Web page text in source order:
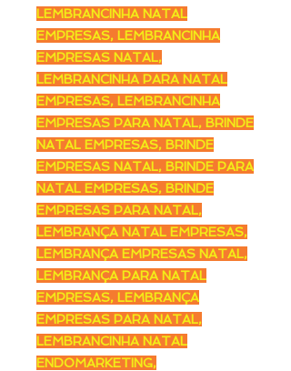
LEMBRANCINHA NATAL
EMPRESAS, LEMBRANCINHA
EMPRESAS NATAL,
LEMBRANCINHA PARA NATAL
EMPRESAS, LEMBRANCINHA
EMPRESAS PARA NATAL, BRINDE
NATAL EMPRESAS, BRINDE
EMPRESAS NATAL, BRINDE PARA
NATAL EMPRESAS, BRINDE
EMPRESAS PARA NATAL,
LEMBRANÇA NATAL EMPRESAS,
LEMBRANÇA EMPRESAS NATAL,
LEMBRANÇA PARA NATAL
EMPRESAS, LEMBRANÇA
EMPRESAS PARA NATAL,
LEMBRANCINHA NATAL
ENDOMARKETING,